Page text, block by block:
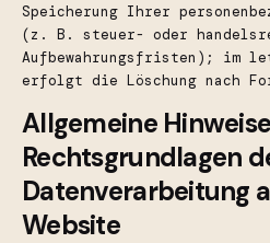
Speicherung Ihrer
(z. B. steuer- oder
Aufbewahrungsfristen); im
erfolgt die Löschung nach
Allgemeine
Rechtsgrundlagen
Datenverarbeitung
Website